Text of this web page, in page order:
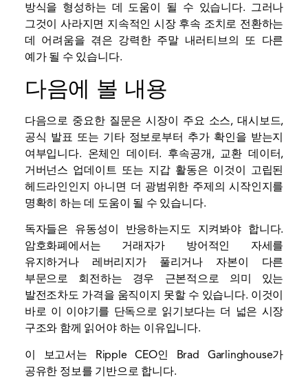
방식을 형성하는 데 도움이 될 수 있습니다. 그러나
그것이 사라지면 지속적인 시장 후속 조치로 전환하는
데 어려움을 겪은 강력한 주말 내러티브의 또 다른
예가 될 수 있습니다.
다음에 볼 내용
다음으로 중요한 질문은 시장이 주요 소스, 대시보드,
공식 발표 또는 기타 정보로부터 추가 확인을 받는지
여부입니다. 온체인 데이터. 후속공개, 교환데이터,
거버넌스 업데이트 또는 지갑활동은 이것이 고립된
헤드라인인지 아니면 더 광범위한 주제의 시작인지를
명확히 하는 데 도움이 될 수 있습니다.
독자들은 유동성이 반응하는지도 지켜봐야 합니다.
암호화폐에서는 거래자가 방어적인 자세를
유지하거나 레버리지가 풀리거나 자본이 다른
부문으로 회전하는 경우 근본적으로 의미 있는
발전조차도 가격을 움직이지 못할 수 있습니다. 이것이
바로 이 이야기를 단독으로 읽기보다는 더 넓은 시장
구조와 함께 읽어야 하는 이유입니다.
이 보고서는 Ripple CEO인 Brad Garlinghouse가
공유한 정보를 기반으로 합니다.